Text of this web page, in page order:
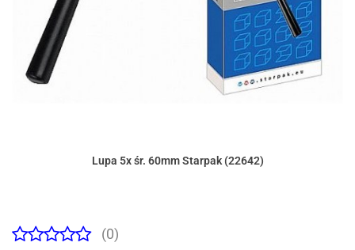
Lupa 5x śr. 60mm Starpak (22642)
(0)